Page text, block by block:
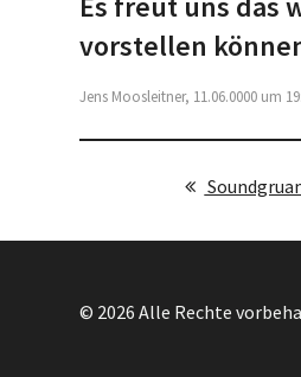
vorstellen
Jens Moosleitner, 11.06.0000 um
© 2026 Alle Rechte